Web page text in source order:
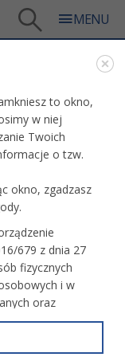
podwieczorki
i nie tylko
- dzień
mi życie”
to okno,
w niej
Twoich
o tzw.
okno, zgadzasz
679 z dnia 27
fizycznych
i w
oraz
RODO, GDPR